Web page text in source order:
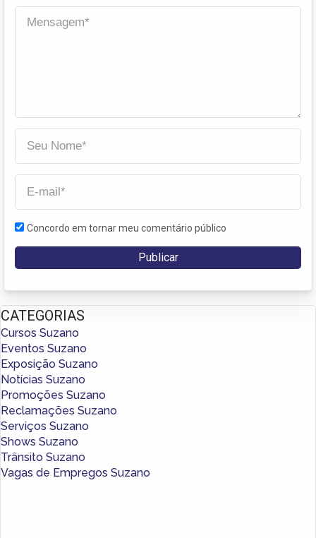
Concordo em tornar meu comentário público
CATEGORIAS
Cursos Suzano
Eventos Suzano
Exposição Suzano
Notícias Suzano
Promoções Suzano
Reclamações Suzano
Serviços Suzano
Shows Suzano
Trânsito Suzano
Vagas de Empregos Suzano